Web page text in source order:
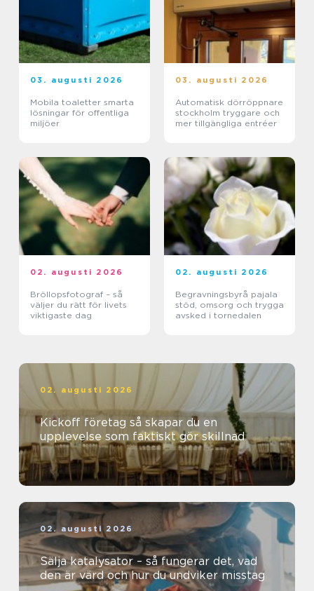
03. augusti 2026
Mobila toaletter smarta
lösningar för offentliga
miljöer
03. augusti 2026
Automatisk dörröppnare
stockholm tryggare och
mer tillgängliga entréer
02. augusti 2026
Bröllopsfotograf – så
väljer du rätt för livets
viktigaste dag
02. augusti 2026
Begravningsbyrå pajala
stöd, omsorg och trygga
avsked i tornedalen
02. augusti 2026
Kickoff företag så skapar du en
upplevelse som faktiskt gör skillnad
02. augusti 2026
Sälja katalysator – så fungerar det, vad
den är värd och hur du undviker misstag